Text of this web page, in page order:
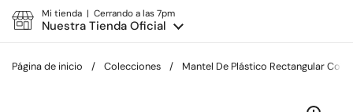
Mi tienda | Cerrando a las 7pm
Nuestra Tienda Oficial
Página de inicio / Colecciones / Mantel De Plástico Rectangular